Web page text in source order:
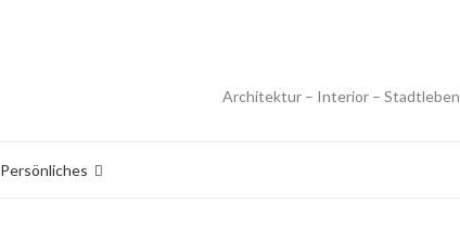
Architektur – Interior – Stadtleben
Persönliches